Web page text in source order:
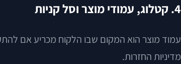
4. קטלוג, עמודי מוצר וסל קניות
עמוד מוצר הוא המקום שבו הלקוח מכריע אם
מדיניות החזרות.